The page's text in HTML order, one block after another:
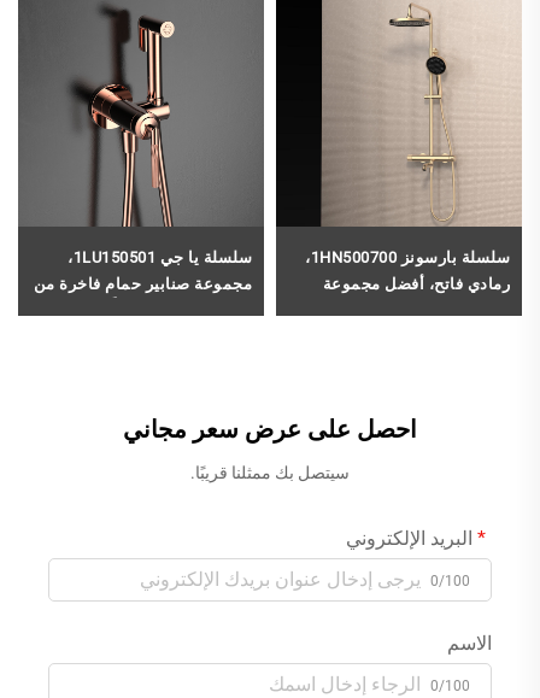
سلسلة بارسونز 1HN500700،
رمادي فاتح، أفضل مجموعة
سلسلة يا جي 1LU150501،
مجموعة صنابير حمام فاخرة من
احصل على عرض سعر مجاني
سيتصل بك ممثلنا قريبًا.
البريد الإلكتروني
0/100
الاسم
0/100